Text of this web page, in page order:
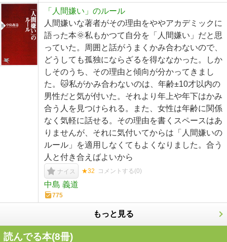
「人間嫌い」のルール
人間嫌いな著者がその理由をややアカデミックに
語った本🌞私もかつて自分を「人間嫌い」だと思
っていた。周囲と話がうまくかみ合わないので、
どうしても孤独にならざるを得ななかった。しか
しそのうち、その理由と傾向が分かってきまし
た。🐱私がかみ合わないのは、年齢±10才以内の
男性だと気が付いた。それより年上や年下はかみ
合う人を見つけられる。また、女性は年齢に関係
なく気軽に話せる。その理由を書くスペースはあ
りませんが、それに気付いてからは「人間嫌いの
ルール」を適用しなくてもよくなりました。合う
人と付き合えばよいから
ナイス ★32 コメントする(0)
中島 義道
775
もっと見る
読んでる本(8冊)